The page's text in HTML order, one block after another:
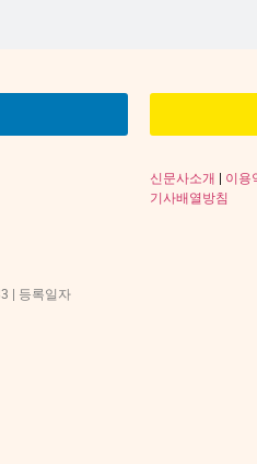
신문사소개 이용
기사배열방침
| 등록일자